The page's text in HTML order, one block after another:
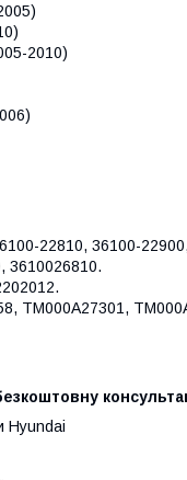
2010)
22810, 36100-
3610026810.
TM000A27301,
Hyundai